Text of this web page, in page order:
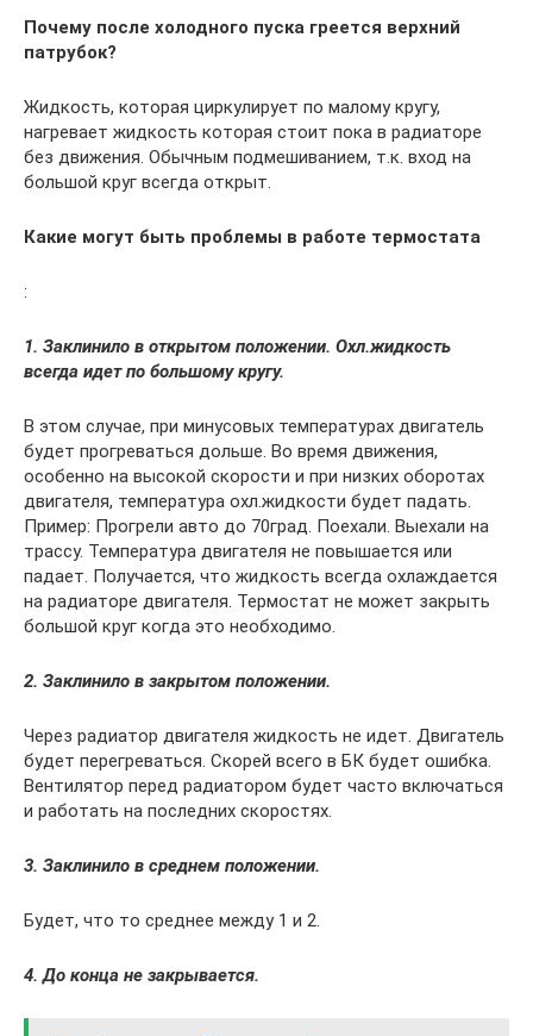
Почему после холодного пуска греется верхний
патрубок?
Жидкость, которая циркулирует по малому кругу,
нагревает жидкость которая стоит пока в радиаторе
без движения. Обычным подмешиванием, т.к. вход на
большой круг всегда открыт.
Какие могут быть проблемы в работе термостата
:
1. Заклинило в открытом положении. Охл.жидкость
всегда идет по большому кругу.
В этом случае, при минусовых температурах двигатель
будет прогреваться дольше. Во время движения,
особенно на высокой скорости и при низких оборотах
двигателя, температура охл.жидкости будет падать.
Пример: Прогрели авто до 70град. Поехали. Выехали на
трассу. Температура двигателя не повышается или
падает. Получается, что жидкость всегда охлаждается
на радиаторе двигателя. Термостат не может закрыть
большой круг когда это необходимо.
2. Заклинило в закрытом положении.
Через радиатор двигателя жидкость не идет. Двигатель
будет перегреваться. Скорей всего в БК будет ошибка.
Вентилятор перед радиатором будет часто включаться
и работать на последних скоростях.
3. Заклинило в среднем положении.
Будет, что то среднее между 1 и 2.
4. До конца не закрывается.